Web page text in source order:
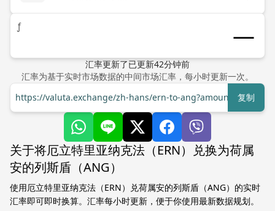
ƒ
汇率更新了已更新42分钟前
汇率为基于实时市场数据的中间市场汇率，每小时更新一次。
https://valuta.exchange/zh-hans/ern-to-ang?amount=1复制
关于将厄立特里亚纳克法（ERN）兑换为荷属
安的列斯盾（ANG）
使用厄立特里亚纳克法（ERN）兑荷属安的列斯盾（ANG）的实时
汇率即可即时换算。汇率每小时更新，便于你使用最新数据规划。